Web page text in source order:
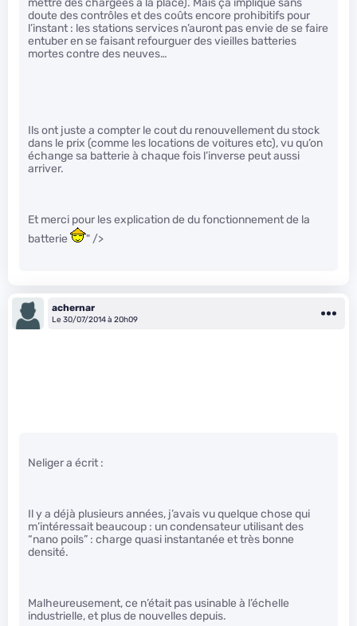
doute des contrôles et des coûts encore prohibitifs pour
l’instant : les stations services n’auront pas envie de se faire
entuber en se faisant refourguer des vieilles batteries
mortes contre des neuves…
Ils ont juste a compter le cout du renouvellement du stock
dans le prix (comme les locations de voitures etc), vu qu’on
échange sa batterie à chaque fois l’inverse peut aussi
arriver.
Et merci pour les explication de du fonctionnement de la
batterie
" />
achernar
Le 30/07/2014 à 20h09
Neliger a écrit :
Il y a déjà plusieurs années, j’avais vu quelque chose qui
m’intéressait beaucoup : un condensateur utilisant des
“nano poils” : charge quasi instantanée et très bonne
densité.
Malheureusement, ce n’était pas usinable à l’échelle
industrielle, et plus de nouvelles depuis.